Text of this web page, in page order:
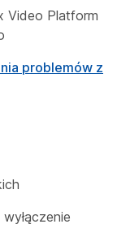
Video Platform
problemów z